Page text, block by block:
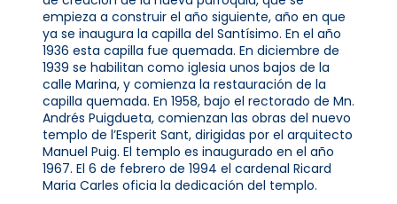
empieza a construir el año siguiente, año en que
ya se inaugura la capilla del Santísimo. En el año
1936 esta capilla fue quemada. En diciembre de
1939 se habilitan como iglesia unos bajos de la
calle Marina, y comienza la restauración de la
capilla quemada. En 1958, bajo el rectorado de Mn.
Andrés Puigdueta, comienzan las obras del nuevo
templo de l’Esperit Sant, dirigidas por el arquitecto
Manuel Puig. El templo es inaugurado en el año
1967. El 6 de febrero de 1994 el cardenal Ricard
Maria Carles oficia la dedicación del templo.